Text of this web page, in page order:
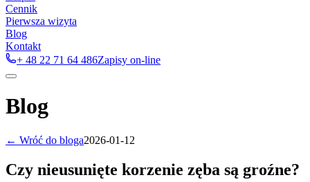
Cennik
Pierwsza wizyta
Blog
Kontakt
+ 48 22 71 64 486Zapisy on-line
Blog
← Wróć do bloga2026-01-12
Czy nieusunięte korzenie zęba są groźne?